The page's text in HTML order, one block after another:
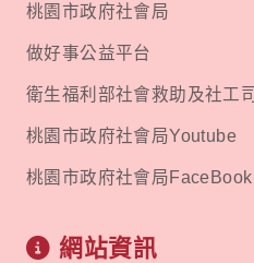
桃園市政府社會局
做好事公益平台
衛生福利部社會救助及社工司
桃園市政府社會局Youtube
桃園市政府社會局FaceBook
網站資訊